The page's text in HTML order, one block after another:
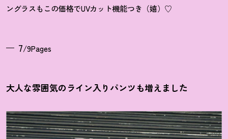
ングラスもこの価格でUVカット機能つき（嬉）♡
7/9Pages
大人な雰囲気のライン入りパンツも増えました